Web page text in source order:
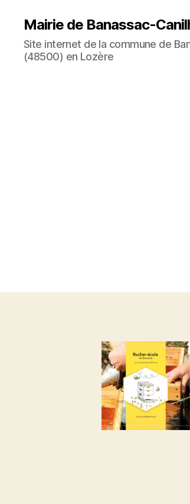
Mairie de Banassac-
Site internet de la commune de
(48500) en Lozère